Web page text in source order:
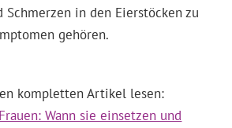
Schmerzen in den Eierstöcken zu
gehören.
kompletten Artikel lesen:
Wann sie einsetzen und